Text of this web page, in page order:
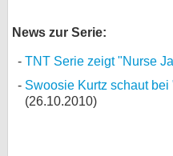
News zur Serie:
TNT Serie zeigt "Nurse
Swoosie Kurtz schaut
(26.10.2010)